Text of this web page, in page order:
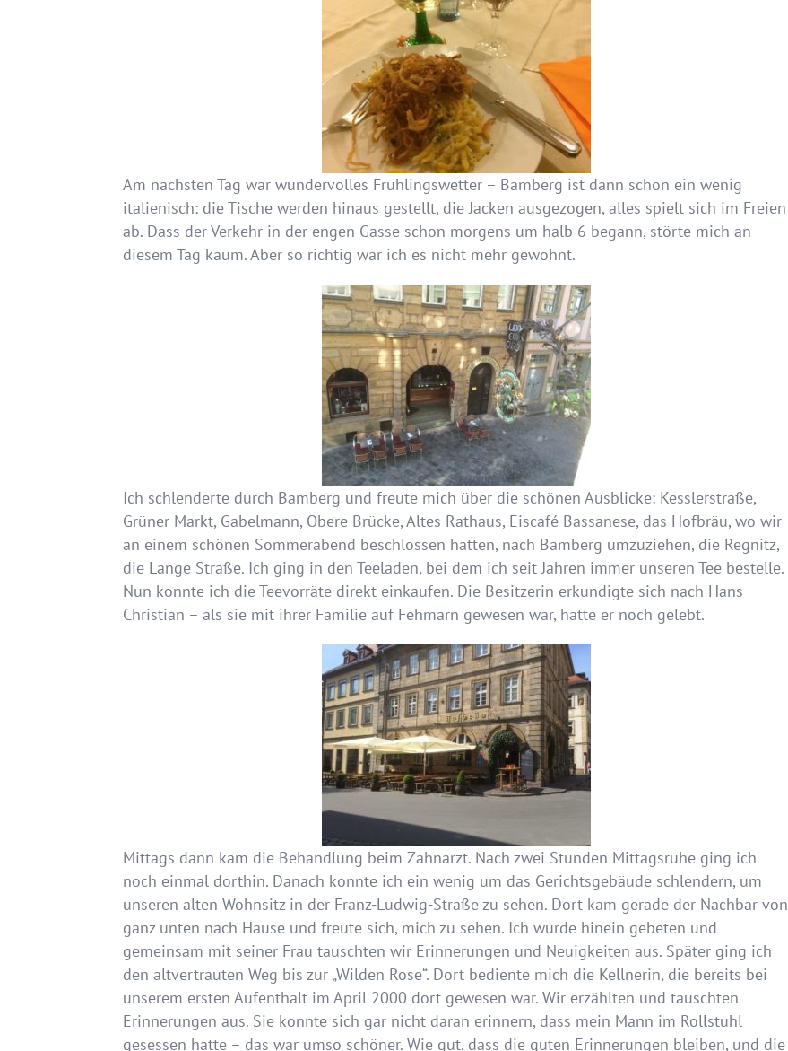
Am nächsten Tag war wundervolles Frühlingswetter – Bamberg ist dann schon ein wenig
italienisch: die Tische werden hinaus gestellt, die Jacken ausgezogen, alles spielt sich im Freien
ab. Dass der Verkehr in der engen Gasse schon morgens um halb 6 begann, störte mich an
diesem Tag kaum. Aber so richtig war ich es nicht mehr gewohnt.
Ich schlenderte durch Bamberg und freute mich über die schönen Ausblicke: Kesslerstraße,
Grüner Markt, Gabelmann, Obere Brücke, Altes Rathaus, Eiscafé Bassanese, das Hofbräu, wo wir
an einem schönen Sommerabend beschlossen hatten, nach Bamberg umzuziehen, die Regnitz,
die Lange Straße. Ich ging in den Teeladen, bei dem ich seit Jahren immer unseren Tee bestelle.
Nun konnte ich die Teevorräte direkt einkaufen. Die Besitzerin erkundigte sich nach Hans
Christian – als sie mit ihrer Familie auf Fehmarn gewesen war, hatte er noch gelebt.
Mittags dann kam die Behandlung beim Zahnarzt. Nach zwei Stunden Mittagsruhe ging ich
noch einmal dorthin. Danach konnte ich ein wenig um das Gerichtsgebäude schlendern, um
unseren alten Wohnsitz in der Franz-Ludwig-Straße zu sehen. Dort kam gerade der Nachbar von
ganz unten nach Hause und freute sich, mich zu sehen. Ich wurde hinein gebeten und
gemeinsam mit seiner Frau tauschten wir Erinnerungen und Neuigkeiten aus. Später ging ich
den altvertrauten Weg bis zur „Wilden Rose“. Dort bediente mich die Kellnerin, die bereits bei
unserem ersten Aufenthalt im April 2000 dort gewesen war. Wir erzählten und tauschten
Erinnerungen aus. Sie konnte sich gar nicht daran erinnern, dass mein Mann im Rollstuhl
gesessen hatte – das war umso schöner. Wie gut, dass die guten Erinnerungen bleiben, und die